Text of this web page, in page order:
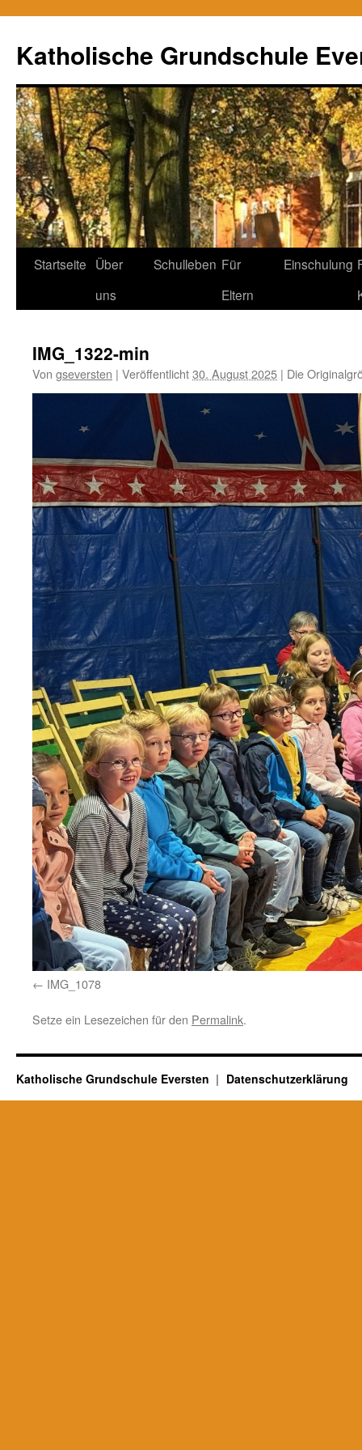
springen
Katholische Grundschule
Startseite Über
uns
Schulleben Für
Eltern
Einschulung
IMG_1322-min
Von gseversten | Veröffentlicht30. August 2025 | Die
IMG_1078
Setze ein Lesezeichen für den Permalink.
Katholische Grundschule Eversten Datenschutzerklärung